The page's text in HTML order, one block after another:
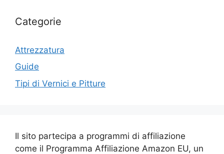
Categorie
Attrezzatura
Guide
Tipi di Vernici e Pitture
Il sito partecipa a programmi di affiliazione
come il Programma Affiliazione Amazon EU, un